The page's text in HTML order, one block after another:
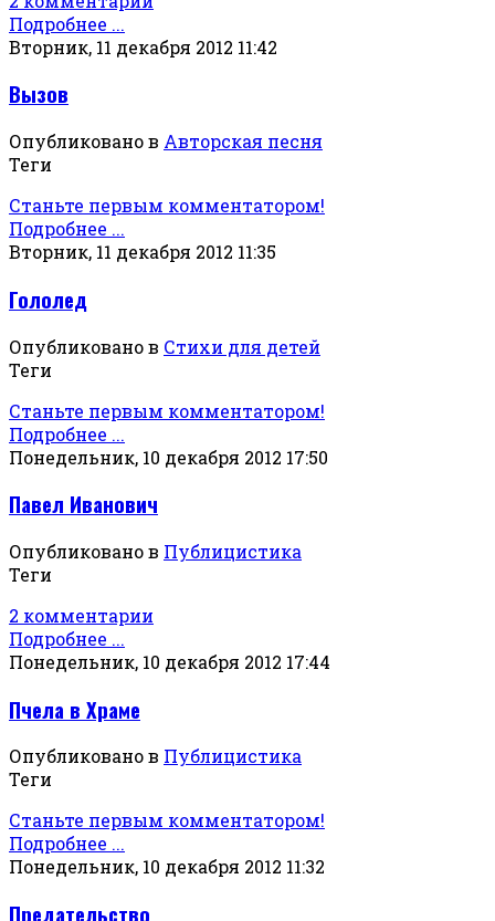
Подробнее ...
Вторник, 11 декабря 2012 11:42
Вызов
Опубликовано в Авторская песня
Теги
Станьте первым комментатором!
Подробнее ...
Вторник, 11 декабря 2012 11:35
Гололед
Опубликовано в Стихи для детей
Теги
Станьте первым комментатором!
Подробнее ...
Понедельник, 10 декабря 2012 17:50
Павел Иванович
Опубликовано в Публицистика
Теги
2 комментарии
Подробнее ...
Понедельник, 10 декабря 2012 17:44
Пчела в Храме
Опубликовано в Публицистика
Теги
Станьте первым комментатором!
Подробнее ...
Понедельник, 10 декабря 2012 11:32
Предательство